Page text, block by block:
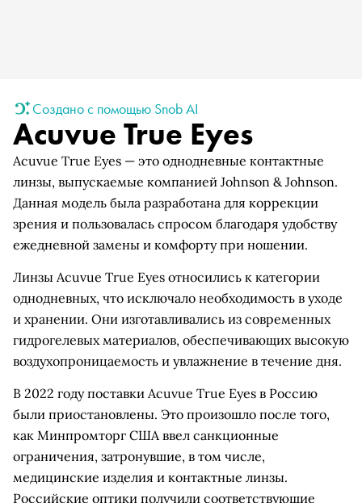
Создано с помощью Snob AI
Acuvue True Eyes
Acuvue True Eyes — это однодневные контактные
линзы, выпускаемые компанией Johnson & Johnson.
Данная модель была разработана для коррекции
зрения и пользовалась спросом благодаря удобству
ежедневной замены и комфорту при ношении.
Линзы Acuvue True Eyes относились к категории
однодневных, что исключало необходимость в уходе
и хранении. Они изготавливались из современных
гидрогелевых материалов, обеспечивающих высокую
воздухопроницаемость и увлажнение в течение дня.
В 2022 году поставки Acuvue True Eyes в Россию
были приостановлены. Это произошло после того,
как Минпромторг США ввел санкционные
ограничения, затронувшие, в том числе,
медицинские изделия и контактные линзы.
Российские оптики получили соответствующие